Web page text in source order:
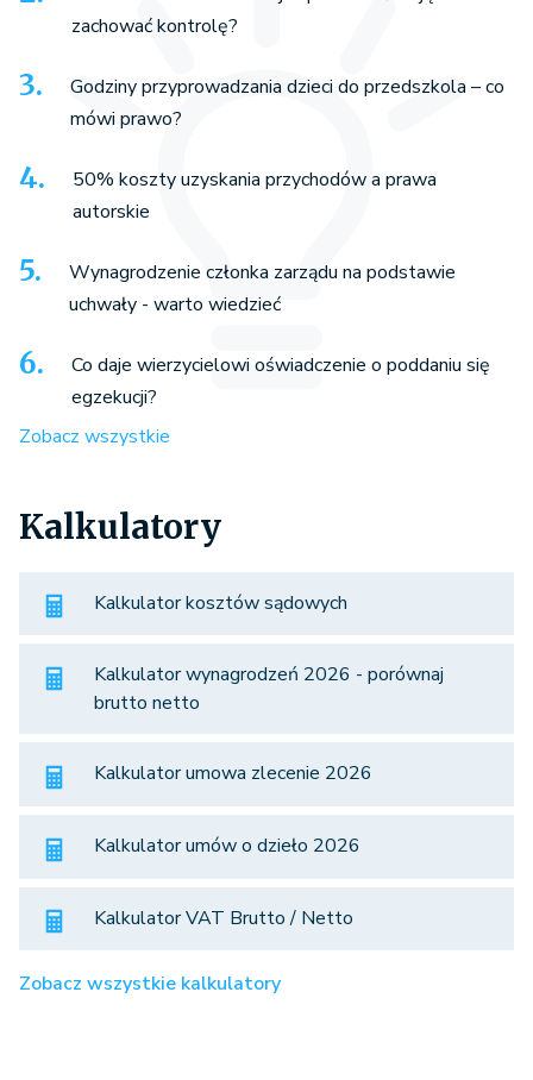
zachować kontrolę?
Godziny przyprowadzania dzieci do przedszkola – co
mówi prawo?
50% koszty uzyskania przychodów a prawa
autorskie
Wynagrodzenie członka zarządu na podstawie
uchwały - warto wiedzieć
Co daje wierzycielowi oświadczenie o poddaniu się
egzekucji?
Zobacz wszystkie
Kalkulatory
Kalkulator kosztów sądowych
Kalkulator wynagrodzeń 2026 - porównaj
brutto netto
Kalkulator umowa zlecenie 2026
Kalkulator umów o dzieło 2026
Kalkulator VAT Brutto / Netto
Zobacz wszystkie kalkulatory